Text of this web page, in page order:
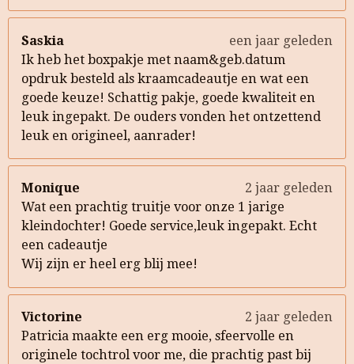
Saskia
een jaar geleden
Ik heb het boxpakje met naam&geb.datum
opdruk besteld als kraamcadeautje en wat een
goede keuze! Schattig pakje, goede kwaliteit en
leuk ingepakt. De ouders vonden het ontzettend
leuk en origineel, aanrader!
Monique
2 jaar geleden
Wat een prachtig truitje voor onze 1 jarige
kleindochter! Goede service,leuk ingepakt. Echt
een cadeautje
Wij zijn er heel erg blij mee!
Victorine
2 jaar geleden
Patricia maakte een erg mooie, sfeervolle en
originele tochtrol voor me, die prachtig past bij